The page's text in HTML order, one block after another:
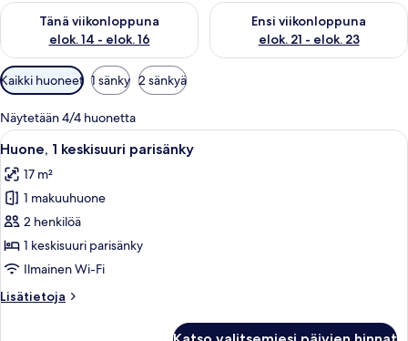
Tänä viikonloppuna
elok. 14 - elok. 16
Tarkista tämän viikonlopun saatavuus elok. 14 - elok. 16
Ensi viikonloppuna
elok. 21 - elok. 23
Tarkista ensi viikonlopun
Huoneille
saatavilla
olevia
suodattimia
Kaikki huoneet 1 sänky 2 sänkyä
Näytetään 4/4 huonetta
Avaa
kaikki
huonetyypin
Huone,
1
keskisuuri
parisänky
Siististi pedattu sänky, jossa on
7
Huone, 1 keskisuuri parisänky
17 m²
1 makuuhuone
2 henkilöä
1 keskisuuri parisänky
Ilmainen Wi-Fi
Lisätietoja
Lisätietoja